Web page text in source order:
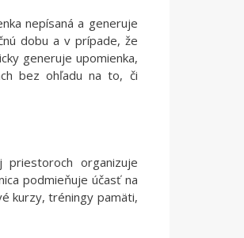
nepísaná a generuje
dobu a v prípade, že
generuje upomienka,
bez ohľadu na to, či
organizuje
podmieňuje účasť na
kurzy, tréningy pamäti,